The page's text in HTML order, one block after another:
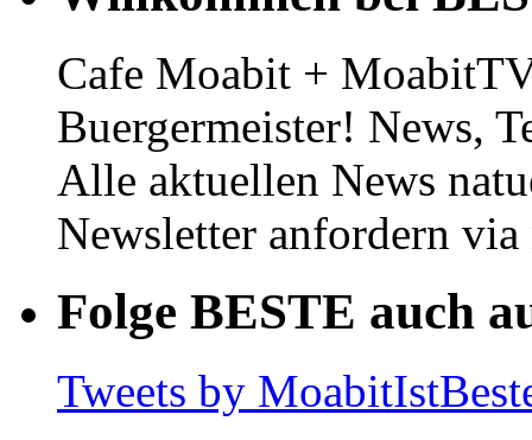
Cafe Moabit +
Buergermeister! News,
Alle aktuellen News
Newsletter anfordern
Folge BESTE auch
Tweets by